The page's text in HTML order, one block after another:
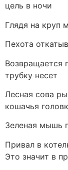
цель в ночи
Глядя на круп
Пехота
Возвращается
трубку несет
Лесная сова
кошачья
Зеленая мышь
Привал в
Это значит в